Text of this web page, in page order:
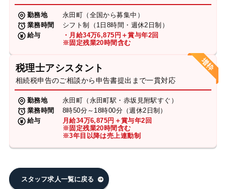
勤務地
永田町（全国から募集中）
業務時間
シフト制（1日8時間・週休2日制）
給与
・月給34万6,875円＋賞与年2回
※固定残業20時間含む
税理士アシスタント
相続税申告のご相談から申告書提出まで一貫対応
勤務地
永田町（永田町駅・赤坂見附駅すぐ）
業務時間
8時50分～18時00分（週休2日制）
給与
月給34万6,875円＋賞与年2回
※固定残業20時間含む
※3年目以降は売上連動制
スタッフ求人一覧に戻る